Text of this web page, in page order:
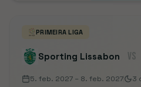
PRIMEIRA LIGA
Sporting Lissabon VS
5. feb. 2027 – 8. feb. 2027 3